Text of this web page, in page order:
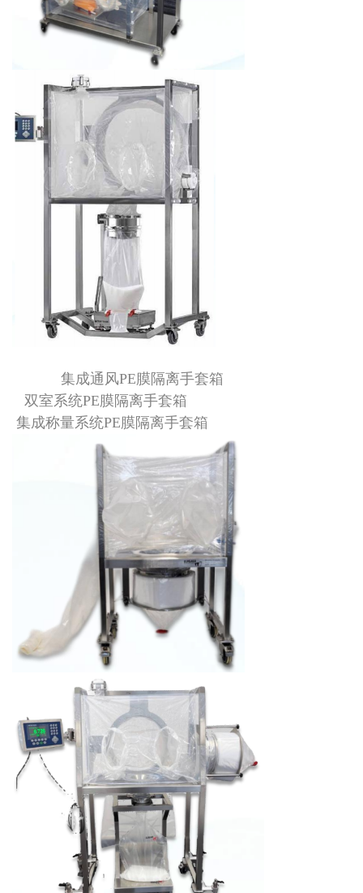
集成通风PE膜隔离手套箱
双室系统PE膜隔离手套箱
集成称量系统PE膜隔离手套箱